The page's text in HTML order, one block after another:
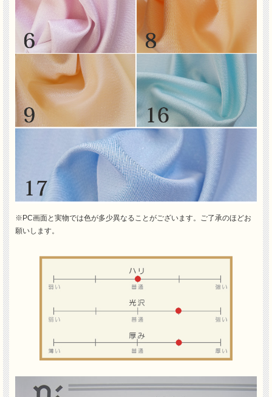
※PC画面と実物では色が多少異なることがございます。ご了承のほどお
願いします。